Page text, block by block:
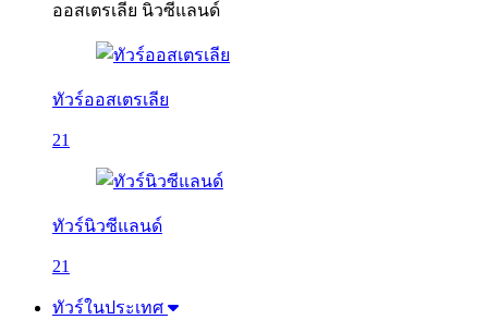
ออสเตรเลีย นิวซีแลนด์
ทัวร์ออสเตรเลีย
21
ทัวร์นิวซีแลนด์
21
ทัวร์ในประเทศ